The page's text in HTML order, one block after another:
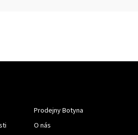
Prodejny Botyna
O nás